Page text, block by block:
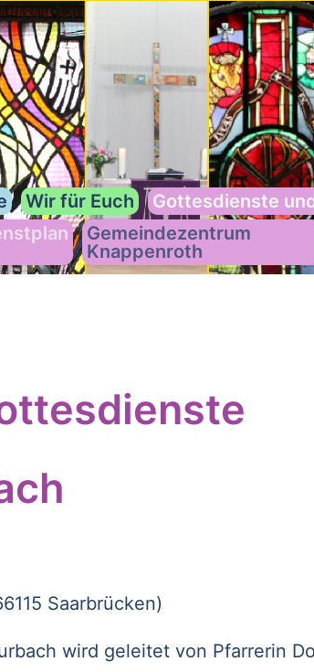
Wir für Euch
Gottesdienste
Gemeindezentrum
Knappenroth
Saarbrücken)
wird geleitet von Pfarrerin